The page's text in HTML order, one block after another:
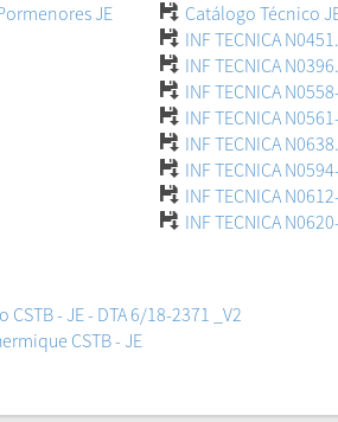
JE
Catálogo Técnico
INF TECNICA
INF TECNICA
INF TECNICA
INF TECNICA
INF TECNICA
INF TECNICA
INF TECNICA
INF TECNICA
- JE - DTA 6/18-2371 _V2
CSTB - JE